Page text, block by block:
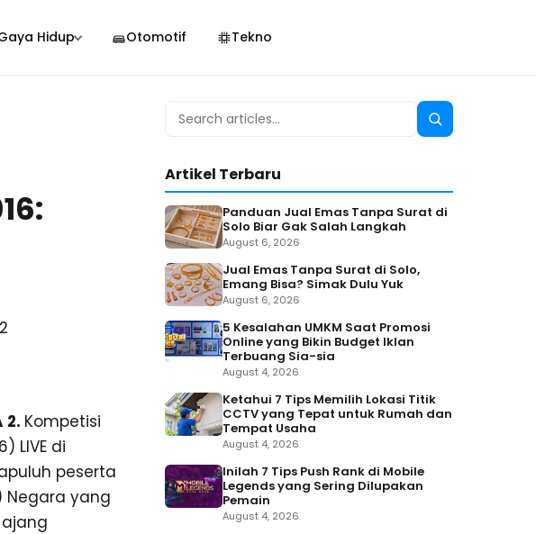
Hidup Otomotif Tekno
2. Kompetisi
LIVE di
peserta
Negara yang
Search
Search
Artikel Terbaru
Panduan Jual Emas Tanpa Surat di
Solo Biar Gak Salah Langkah
August 6, 2026
Jual Emas Tanpa Surat di Solo,
Emang Bisa? Simak Dulu Yuk
August 6, 2026
5 Kesalahan UMKM Saat Promosi
Online yang Bikin Budget Iklan
Terbuang Sia-sia
August 4, 2026
Ketahui 7 Tips Memilih Lokasi Titik
CCTV yang Tepat untuk Rumah dan
Tempat Usaha
August 4, 2026
Inilah 7 Tips Push Rank di Mobile
Legends yang Sering Dilupakan
Pemain
August 4, 2026